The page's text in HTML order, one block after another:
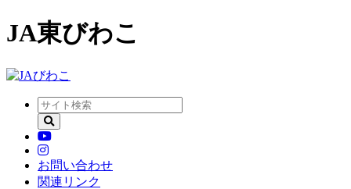
JA東びわこ
お問い合わせ
関連リンク